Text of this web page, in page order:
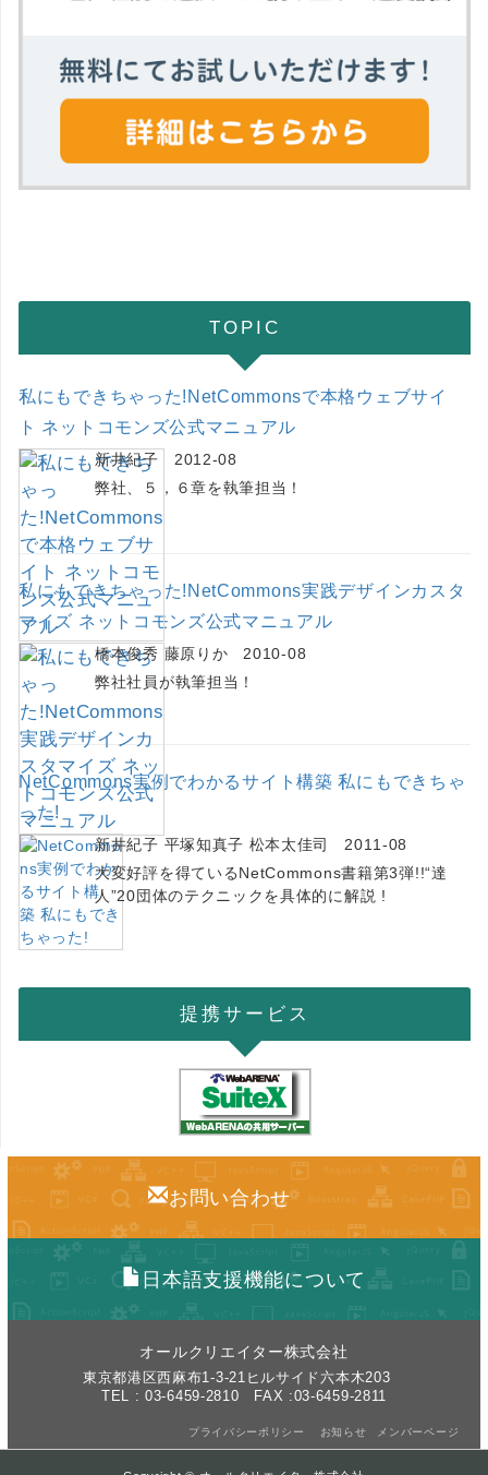
TOPIC
私にもできちゃった!NetCommonsで本格ウェブサイ
ト ネットコモンズ公式マニュアル
新井紀子 2012-08
弊社、５，６章を執筆担当！
私にもできちゃった!NetCommons実践デザインカスタ
マイズ ネットコモンズ公式マニュアル
橋本俊秀 藤原りか 2010-08
弊社社員が執筆担当！
NetCommons実例でわかるサイト構築 私にもできちゃ
った!
新井紀子 平塚知真子 松本太佳司 2011-08
大変好評を得ているNetCommons書籍第3弾!!“達
人”20団体のテクニックを具体的に解説 !
提携サービス
お問い合わせ
日本語支援機能について
オールクリエイター株式会社
東京都港区西麻布1-3-21ヒルサイド六本木203
TEL : 03-6459-2810 FAX :03-6459-2811
プライバシーポリシー お知らせ メンバーページ